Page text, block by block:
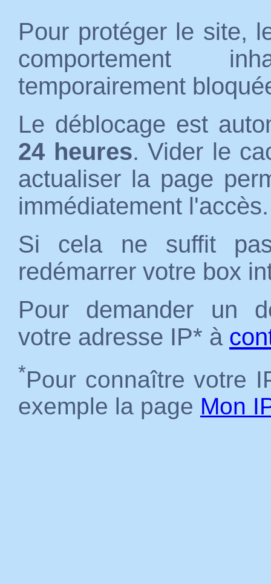
Pour protéger le site,
comportement
temporairement
Le déblocage est
24 heures. Vider le
actualiser la page
immédiatement l'accès.
Si cela ne suffit
redémarrer votre box
Pour demander un
votre adresse IP* à
*Pour connaître votre
exemple la page Mon